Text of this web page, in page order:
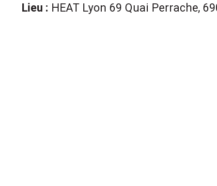
Lieu : HEAT Lyon 69 Quai Perrache,